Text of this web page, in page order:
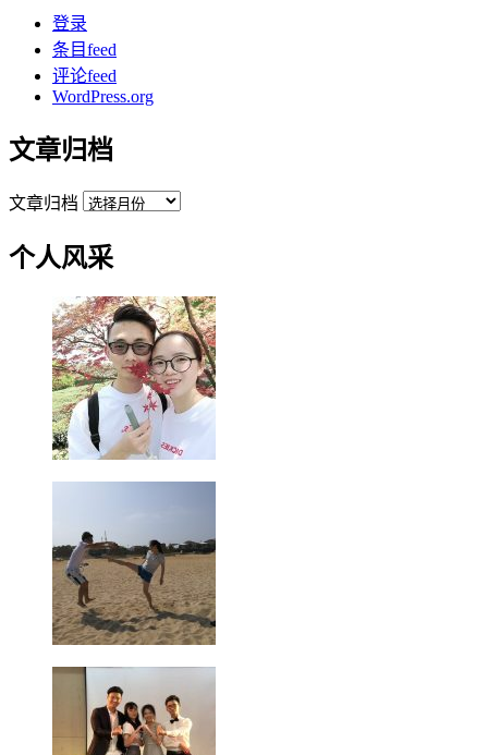
登录
条目feed
评论feed
WordPress.org
文章归档
文章归档
个人风采